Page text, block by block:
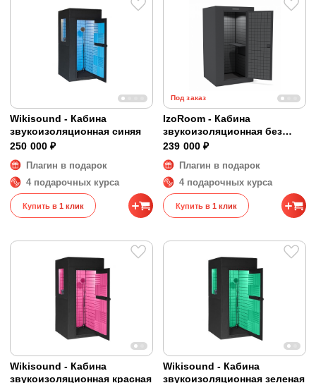
Wikisound - Кабина
звукоизоляционная синяя
250 000 ₽
Плагин в подарок
4 подарочных курса
Купить в 1 клик
Под заказ
IzoRoom - Кабина
звукоизоляционная без
окна
239 000 ₽
Плагин в подарок
4 подарочных курса
Купить в 1 клик
Wikisound - Кабина
звукоизоляционная красная
Wikisound - Кабина
звукоизоляционная зеленая